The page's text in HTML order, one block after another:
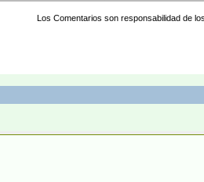
Los Comentarios son responsabilidad de